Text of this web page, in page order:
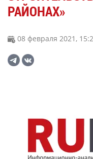
РАЙОНАХ»
08 февраля 2021,